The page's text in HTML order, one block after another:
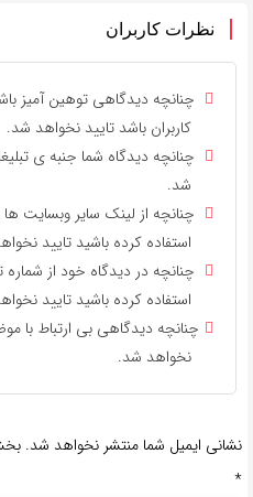
نظرات کاربران
چنانچه دیدگاهی توهین آمیز
کاربران باشد تایید نخواهد شد.
چنانچه دیدگاه شما جنبه ی
شد.
چنانچه از لینک سایر وبسایت
استفاده کرده باشید تایید
چنانچه در دیدگاه خود از
استفاده کرده باشید تایید
چنانچه دیدگاهی بی ارتباط با
نخواهد شد.
نشانی ایمیل شما منتشر نخواهد شد.
*